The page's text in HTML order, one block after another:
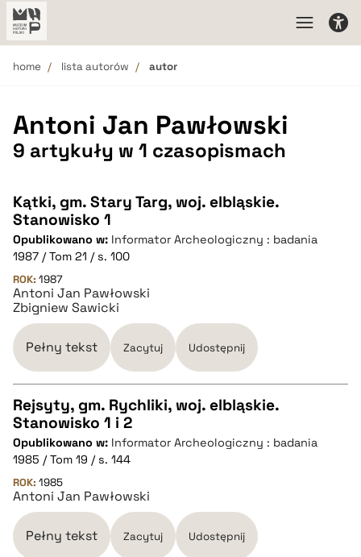
home lista autorów autor
Antoni Jan Pawłowski
9 artykuły w 1 czasopismach
Kątki, gm. Stary Targ, woj. elbląskie.
Stanowisko 1
Opublikowano w: Informator Archeologiczny : badania
1987 / Tom 21 / s. 100
ROK: 1987
Antoni Jan Pawłowski
Zbigniew Sawicki
Pełny tekst Zacytuj Udostępnij
CZYSTY TEKST
pobierz cytat
BIBTEX
Rejsyty, gm. Rychliki, woj. elbląskie.
Stanowisko 1 i 2
Opublikowano w: Informator Archeologiczny : badania
1985 / Tom 19 / s. 144
ROK: 1985
Antoni Jan Pawłowski
Pełny tekst Zacytuj Udostępnij